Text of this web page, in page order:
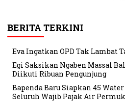
BERITA TERKINI
Eva Ingatkan OPD Tak Lambat
Egi Saksikan Ngaben Massal
Diikuti Ribuan Pengunjung
Bapenda Baru Siapkan 45
Seluruh Wajib Pajak Air